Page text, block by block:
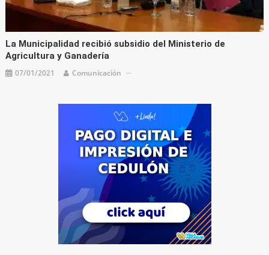
La Municipalidad recibió subsidio del Ministerio de
Agricultura y Ganadería
07/01/2021 Comunicación